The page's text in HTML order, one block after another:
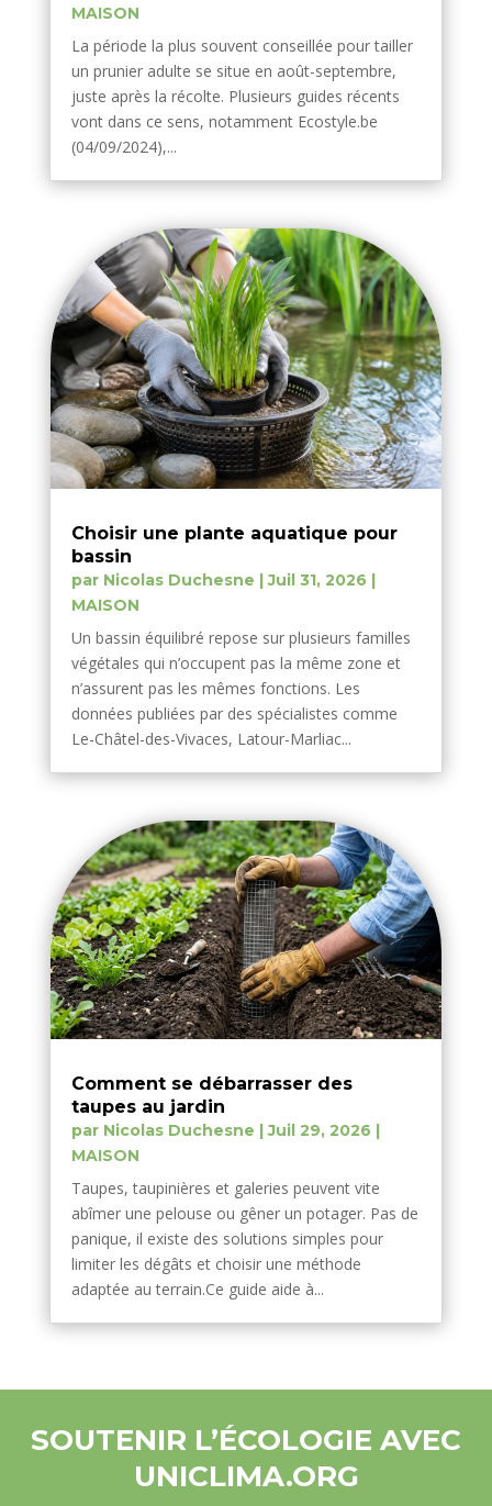
MAISON
La période la plus souvent conseillée pour tailler
un prunier adulte se situe en août-septembre,
juste après la récolte. Plusieurs guides récents
vont dans ce sens, notamment Ecostyle.be
(04/09/2024),...
Choisir une plante aquatique pour
bassin
par Nicolas Duchesne |Juil 31, 2026
MAISON
Un bassin équilibré repose sur plusieurs familles
végétales qui n’occupent pas la même zone et
n’assurent pas les mêmes fonctions. Les
données publiées par des spécialistes comme
Le-Châtel-des-Vivaces, Latour-Marliac...
Comment se débarrasser des
taupes au jardin
par Nicolas Duchesne |Juil 29, 2026 |
MAISON
Taupes, taupinières et galeries peuvent vite
abîmer une pelouse ou gêner un potager. Pas de
panique, il existe des solutions simples pour
limiter les dégâts et choisir une méthode
adaptée au terrain.Ce guide aide à...
SOUTENIR L’ÉCOLOGIE AVEC
UNICLIMA.ORG